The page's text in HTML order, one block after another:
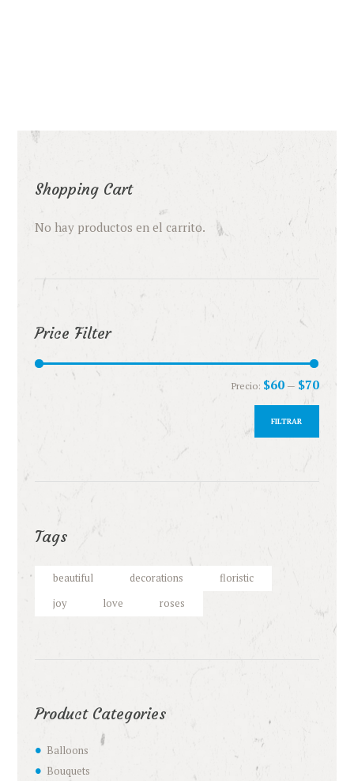
Shopping Cart
No hay productos en el carrito.
Price Filter
Precio
Precio
FILTRAR
Precio: $60 — $70
Tags
beautiful decorations
floristic
joy
love roses
Product Categories
Balloons
Bouquets